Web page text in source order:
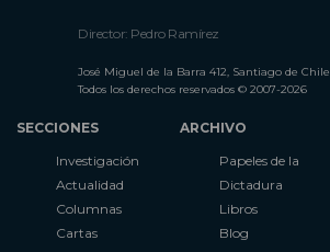
Director: Pedro Ramírez
José Miguel de la Barra 412, Santiago de Chile
Todos los derechos reservados © 2007-2026
SECCIONES
Investigación
Actualidad
Columnas
Cartas
ARCHIVO
Papeles de la
Dictadura
Libros
Blog